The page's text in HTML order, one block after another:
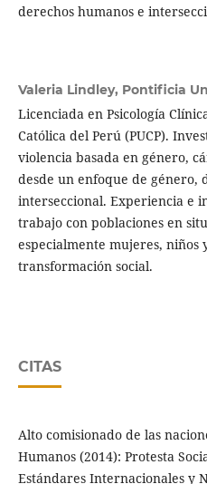
derechos humanos e
Valeria Lindley, Pontificia
Licenciada en Psicología
Católica del Perú (PUCP).
violencia basada en género,
desde un enfoque de género,
interseccional. Experiencia e
trabajo con poblaciones en
especialmente mujeres, niños
transformación social.
CITAS
Alto comisionado de las
Humanos (2014): Protesta
Estándares Internacionales y